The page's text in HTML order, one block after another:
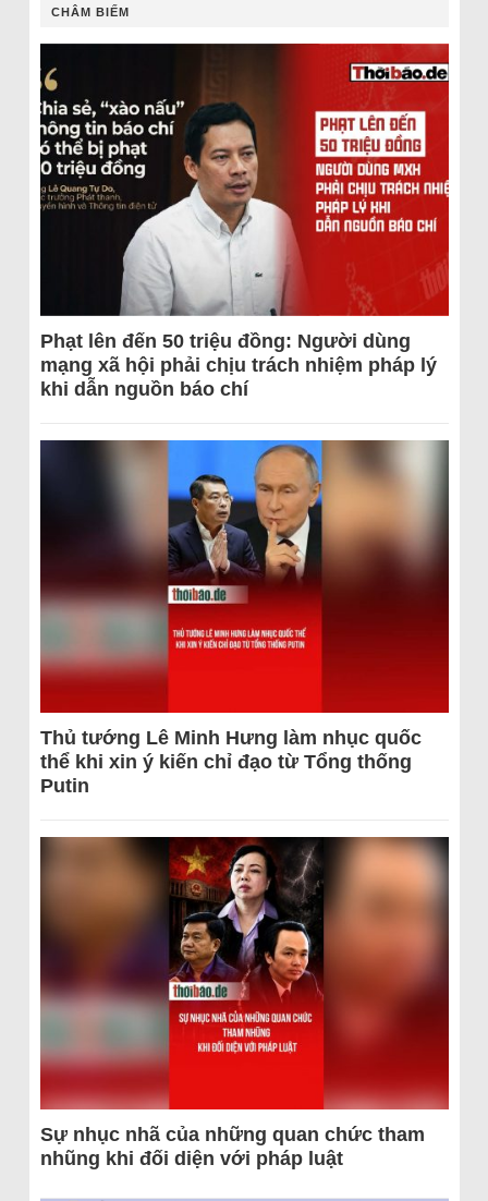
CHÂM BIẾM
Phạt lên đến 50 triệu đồng: Người dùng
mạng xã hội phải chịu trách nhiệm pháp lý
khi dẫn nguồn báo chí
Thủ tướng Lê Minh Hưng làm nhục quốc
thể khi xin ý kiến chỉ đạo từ Tổng thống
Putin
Sự nhục nhã của những quan chức tham
nhũng khi đối diện với pháp luật